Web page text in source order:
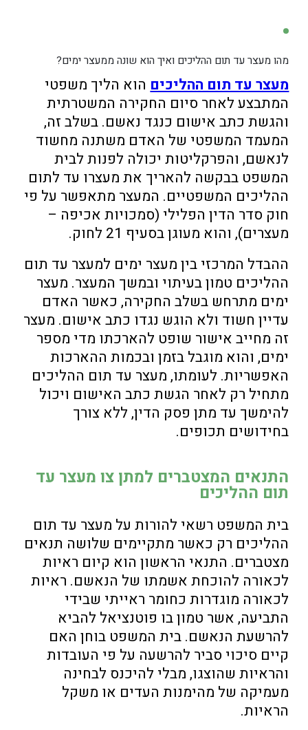
מהו מעצר עד תום ההליכים ואיך הוא שונה ממעצר ימים?
מעצר עד תום ההליכים הוא הליך משפטי
המתבצע לאחר סיום החקירה המשטרתית
והגשת כתב אישום כנגד נאשם. בשלב זה,
המעמד המשפטי של האדם משתנה מחשוד
לנאשם, והפרקליטות יכולה לפנות לבית
המשפט בבקשה להאריך את מעצרו עד לתום
ההליכים המשפטיים. המעצר מתאפשר על פי
חוק סדר הדין הפלילי (סמכויות אכיפה –
מעצרים), והוא מעוגן בסעיף 21 לחוק.
ההבדל המרכזי בין מעצר ימים למעצר עד תום
ההליכים טמון בעיתוי ובמשך המעצר. מעצר
ימים מתרחש בשלב החקירה, כאשר האדם
עדיין חשוד ולא הוגש נגדו כתב אישום. מעצר
זה מחייב אישור שופט להארכתו מדי מספר
ימים, והוא מוגבל בזמן ובכמות ההארכות
האפשריות. לעומתו, מעצר עד תום ההליכים
מתחיל רק לאחר הגשת כתב האישום ויכול
להימשך עד מתן פסק הדין, ללא צורך
בחידושים תכופים.
התנאים המצטברים למתן צו מעצר עד
תום ההליכים
בית המשפט רשאי להורות על מעצר עד תום
ההליכים רק כאשר מתקיימים שלושה תנאים
מצטברים. התנאי הראשון הוא קיום ראיות
לכאורה להוכחת אשמתו של הנאשם. ראיות
לכאורה מוגדרות כחומר ראייתי שבידי
התביעה, אשר טמון בו פוטנציאל להביא
להרשעת הנאשם. בית המשפט בוחן האם
קיים סיכוי סביר להרשעה על פי העובדות
והראיות שהוצגו, מבלי להיכנס לבחינה
מעמיקה של מהימנות העדים או משקל
הראיות.